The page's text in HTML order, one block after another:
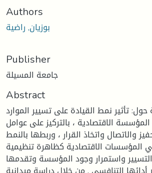
Authors
بوزيان, راضية
Publisher
جامعة المسيلة
Abstract
حول: تأثير نمط القيادة على تسيير الموارد
الاقتصادية ، بالتركيز على عوامل
والاتصال واتخاذ القرار ، وربطها بالنمط
المؤسسات الاقتصادية كظاهرة تنظيمية
التسيير واستمرار وجود المؤسسة وتقدمها